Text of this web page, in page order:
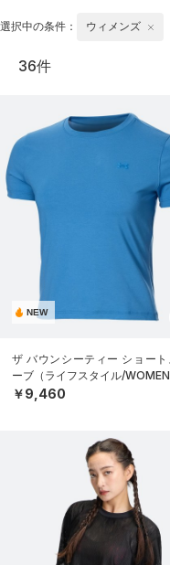
選択中の条件： ウィメンズ
36件
NEW
ザ バウンシーティー ショート
ーブ（ライフスタイル/
￥9,460